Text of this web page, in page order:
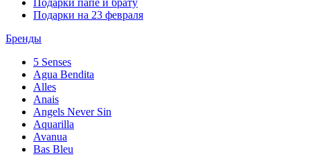
Подарки папе и брату
Подарки на 23 февраля
Бренды
5 Senses
Agua Bendita
Alles
Anais
Angels Never Sin
Aquarilla
Avanua
Bas Bleu